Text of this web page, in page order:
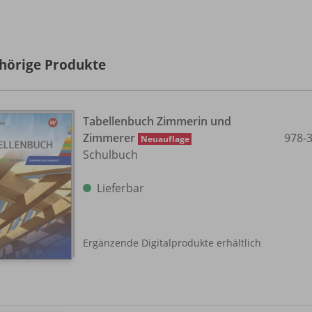
Produkte
Tabellenbuch Zimmerin und
Zimmerer Neuauflage
Schulbuch
Lieferbar
Ergänzende Digitalprodukte erhältlich
978-